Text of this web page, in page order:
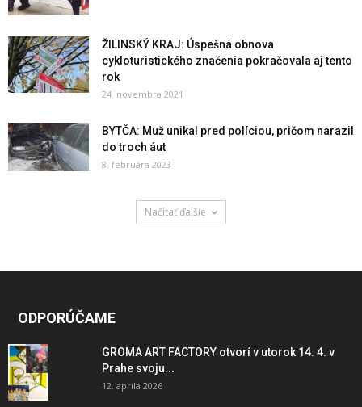
ŽILINSKÝ KRAJ: Úspešná obnova
cykloturistického značenia pokračovala aj tento
rok
24. novembra 2021
BYTČA: Muž unikal pred políciou, pričom narazil
do troch áut
8. februára 2023
Načítať ďalšie
ODPORÚČAME
GROMA ART FACTORY otvorí v utorok 14. 4. v
Prahe svoju...
12. apríla 2026